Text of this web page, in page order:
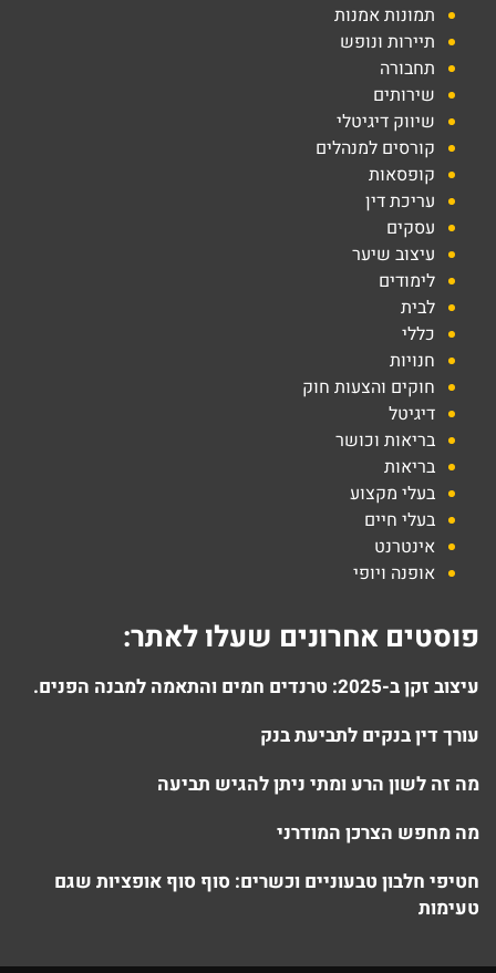
תמונות אמנות
תיירות ונופש
תחבורה
שירותים
שיווק דיגיטלי
קורסים למנהלים
קופסאות
עריכת דין
עסקים
עיצוב שיער
לימודים
לבית
כללי
חנויות
חוקים והצעות חוק
דיגיטל
בריאות וכושר
בריאות
בעלי מקצוע
בעלי חיים
אינטרנט
אופנה ויופי
פוסטים אחרונים שעלו לאתר:
עיצוב זקן ב-2025: טרנדים חמים והתאמה למבנה הפנים.
עורך דין בנקים לתביעת בנק
מה זה לשון הרע ומתי ניתן להגיש תביעה
מה מחפש הצרכן המודרני
חטיפי חלבון טבעוניים וכשרים: סוף סוף אופציות שגם
טעימות